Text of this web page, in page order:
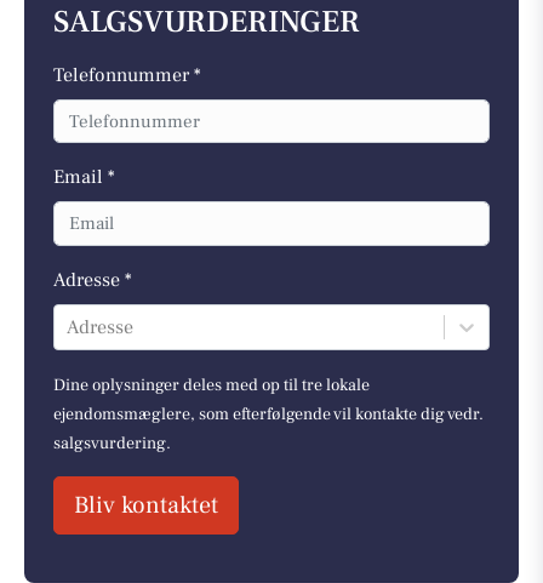
SALGSVURDERINGER
Telefonnummer *
Email *
Adresse *
Adresse
Dine oplysninger deles med op til tre lokale
ejendomsmæglere, som efterfølgende vil kontakte dig vedr.
salgsvurdering.
Bliv kontaktet